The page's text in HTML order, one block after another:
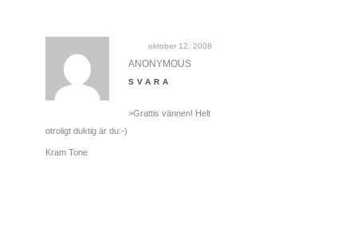
oktober 12, 2008
ANONYMOUS
SVARA
>Grattis vännen! Helt
otroligt duktig är du:-)
Kram Tone